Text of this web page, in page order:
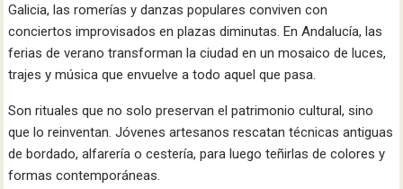
Galicia, las romerías y danzas populares conviven con
conciertos improvisados en plazas diminutas. En Andalucía, las
ferias de verano transforman la ciudad en un mosaico de luces,
trajes y música que envuelve a todo aquel que pasa.
Son rituales que no solo preservan el patrimonio cultural, sino
que lo reinventan. Jóvenes artesanos rescatan técnicas antiguas
de bordado, alfarería o cestería, para luego teñirlas de colores y
formas contemporáneas.